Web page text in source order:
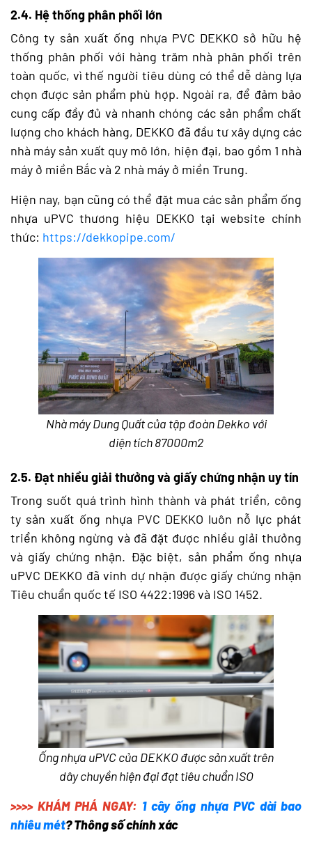
2.4. Hệ thống phân phối lớn
Công ty sản xuất ống nhựa PVC DEKKO sở hữu hệ
thống phân phối với hàng trăm nhà phân phối trên
toàn quốc, vì thế người tiêu dùng có thể dễ dàng lựa
chọn được sản phẩm phù hợp. Ngoài ra, để đảm bảo
cung cấp đầy đủ và nhanh chóng các sản phẩm chất
lượng cho khách hàng, DEKKO đã đầu tư xây dựng các
nhà máy sản xuất quy mô lớn, hiện đại, bao gồm 1 nhà
máy ở miền Bắc và 2 nhà máy ở miền Trung.
Hiện nay, bạn cũng có thể đặt mua các sản phẩm ống
nhựa uPVC thương hiệu DEKKO tại website chính
thức: https://dekkopipe.com/
Nhà máy Dung Quất của tập đoàn Dekko với
diện tích 87000m2
2.5. Đạt nhiều giải thưởng và giấy chứng nhận uy tín
Trong suốt quá trình hình thành và phát triển, công
ty sản xuất ống nhựa PVC DEKKO luôn nỗ lực phát
triển không ngừng và đã đặt được nhiều giải thưởng
và giấy chứng nhận. Đặc biệt, sản phẩm ống nhựa
uPVC DEKKO đã vinh dự nhận được giấy chứng nhận
Tiêu chuẩn quốc tế ISO 4422:1996 và ISO 1452.
Ống nhựa uPVC của DEKKO được sản xuất trên
dây chuyền hiện đại đạt tiêu chuẩn ISO
>>>> KHÁM PHÁ NGAY: 1 cây ống nhựa PVC dài bao
nhiêu mét? Thông số chính xác